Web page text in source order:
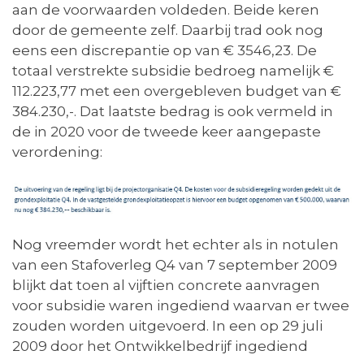
aan de voorwaarden voldeden. Beide keren
door de gemeente zelf. Daarbij trad ook nog
eens een discrepantie op van € 3546,23. De
totaal verstrekte subsidie bedroeg namelijk €
112.223,77 met een overgebleven budget van €
384.230,-. Dat laatste bedrag is ook vermeld in
de in 2020 voor de tweede keer aangepaste
verordening:
Nog vreemder wordt het echter als in notulen
van een Stafoverleg Q4 van 7 september 2009
blijkt dat toen al vijftien concrete aanvragen
voor subsidie waren ingediend waarvan er twee
zouden worden uitgevoerd. In een op 29 juli
2009 door het Ontwikkelbedrijf ingediend